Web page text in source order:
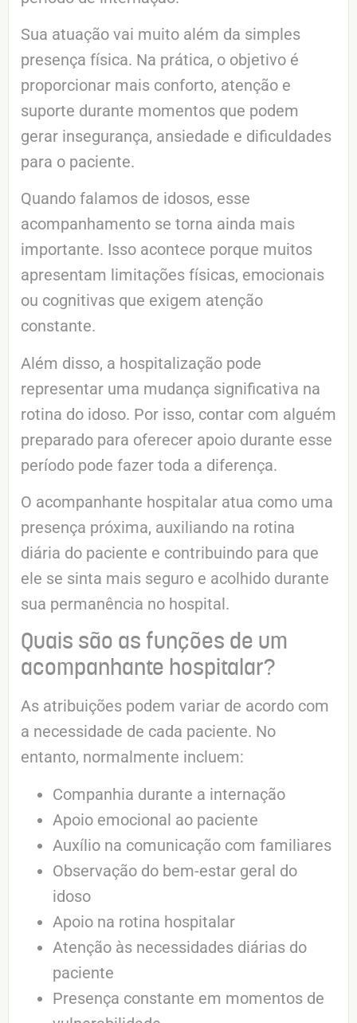
Sua atuação vai muito além da simples
presença física. Na prática, o objetivo é
proporcionar mais conforto, atenção e
suporte durante momentos que podem
gerar insegurança, ansiedade e dificuldades
para o paciente.
Quando falamos de idosos, esse
acompanhamento se torna ainda mais
importante. Isso acontece porque muitos
apresentam limitações físicas, emocionais
ou cognitivas que exigem atenção
constante.
Além disso, a hospitalização pode
representar uma mudança significativa na
rotina do idoso. Por isso, contar com alguém
preparado para oferecer apoio durante esse
período pode fazer toda a diferença.
O acompanhante hospitalar atua como uma
presença próxima, auxiliando na rotina
diária do paciente e contribuindo para que
ele se sinta mais seguro e acolhido durante
sua permanência no hospital.
Quais são as funções de um
acompanhante hospitalar?
As atribuições podem variar de acordo com
a necessidade de cada paciente. No
entanto, normalmente incluem:
Companhia durante a internação
Apoio emocional ao paciente
Auxílio na comunicação com familiares
Observação do bem-estar geral do
idoso
Apoio na rotina hospitalar
Atenção às necessidades diárias do
paciente
Presença constante em momentos de